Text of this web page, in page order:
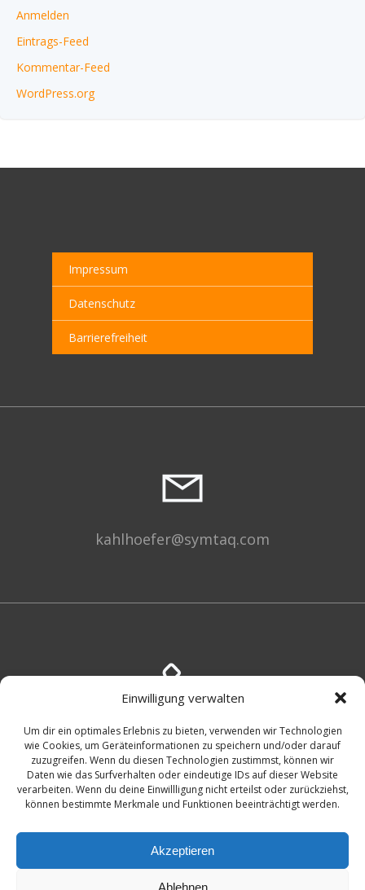
Einwilligung verwalten
Um dir ein optimales Erlebnis zu bieten, verwenden wir Technologien
wie Cookies, um Geräteinformationen zu speichern und/oder darauf
zuzugreifen. Wenn du diesen Technologien zustimmst, können wir
Daten wie das Surfverhalten oder eindeutige IDs auf dieser Website
verarbeiten. Wenn du deine Einwillligung nicht erteilst oder zurückziehst,
können bestimmte Merkmale und Funktionen beeinträchtigt werden.
Akzeptieren
Ablehnen
Anmelden
Eintrags-Feed
Kommentar-Feed
WordPress.org
Impressum
Datenschutz
Barrierefreiheit
kahlhoefer@symtaq.com
+49 (176)45994066